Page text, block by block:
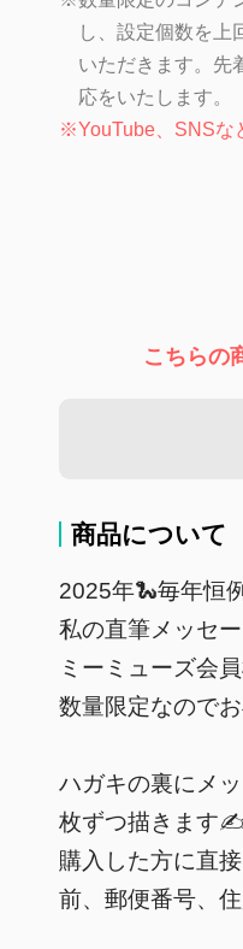
し、設定個数を上
いただきます。先
応をいたします。
※YouTube、SNSな
こちらの
商品について
2025年🐍毎年恒
私の直筆メッセ
ミーミューズ会
数量限定なので
ハガキの裏にメ
枚ずつ描きます
購入した方に直
前、郵便番号、